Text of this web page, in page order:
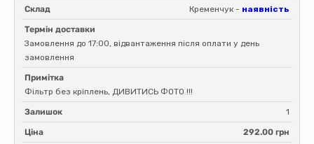
Склад Кременчук - наявність
Термін доставки
Замовлення до 17:00, відвантаження після оплати у день
замовлення
Примітка
Фільтр без кріплень, ДИВИТИСЬ ФОТО !!!
Залишок 1
Ціна 292.00 грн